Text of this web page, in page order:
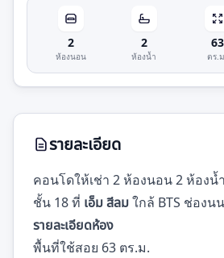
2
ห้องนอน
2
ห้องน้ำ
63
ตร.
รายละเอียด
คอนโดให้เช่า 2 ห้องนอน 2 ห้องน้
ชั้น 18 ที่ เอ็ม สีลมใกล้ BTS ช่องน
รายละเอียดห้อง
พื้นที่ใช้สอย 63 ตร.ม.